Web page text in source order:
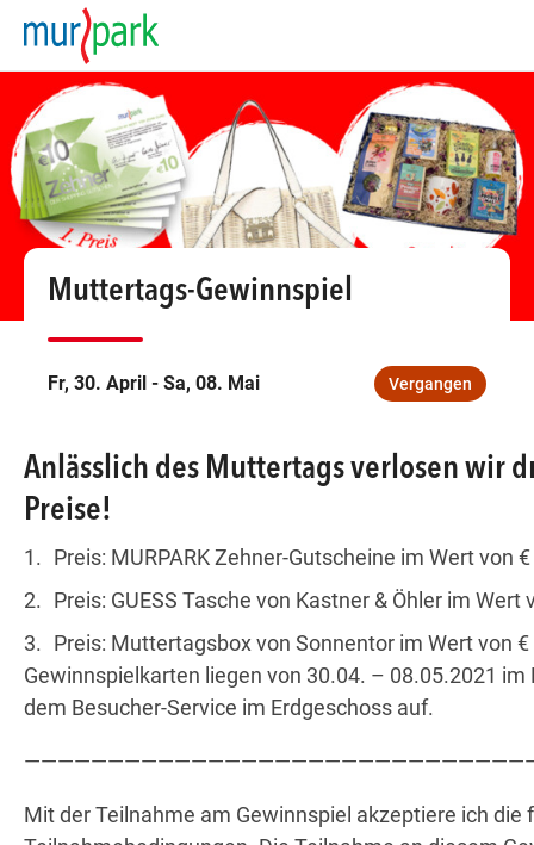
Suche schließen
Montag
MONTAG 09:00
Dienstag
DIENSTAG 09:00
Mittwoch
MITTWOCH 09:00
Donnerstag
DONNERSTAG
Öffnungszeiten
Muttertags-Gewinnspiel
Fr, 30. April - Sa, 08. Mai Vergangen
Anlässlich des Muttertags verlosen wir
Preise!
Preis: MURPARK Zehner-Gutscheine im Wert von
Preis: GUESS Tasche von Kastner & Öhler im Wert
Preis: Muttertagsbox von Sonnentor im Wert von €
Gewinnspielkarten liegen von 30.04. – 08.05.2021 im
dem Besucher-Service im Erdgeschoss auf.
Mit der Teilnahme am Gewinnspiel akzeptiere ich die